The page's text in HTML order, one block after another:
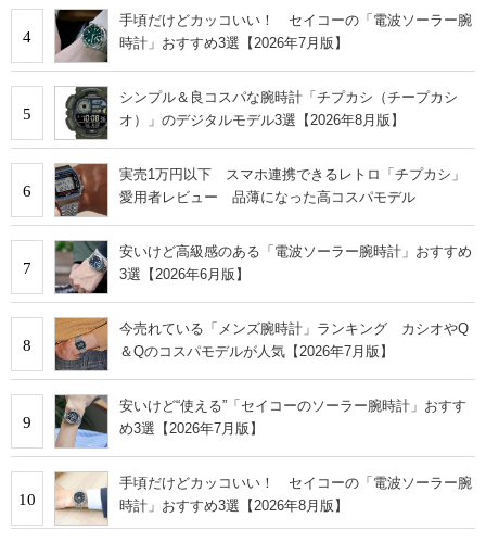
4
手頃だけどカッコいい！ セイコーの「電波ソーラー腕
時計」おすすめ3選【2026年7月版】
5
シンプル＆良コスパな腕時計「チプカシ（チープカシ
オ）」のデジタルモデル3選【2026年8月版】
6
実売1万円以下 スマホ連携できるレトロ「チプカシ」
愛用者レビュー 品薄になった高コスパモデル
7
安いけど高級感のある「電波ソーラー腕時計」おすすめ
3選【2026年6月版】
8
今売れている「メンズ腕時計」ランキング カシオやQ
＆Qのコスパモデルが人気【2026年7月版】
9
安いけど“使える”「セイコーのソーラー腕時計」おすす
め3選【2026年7月版】
10
手頃だけどカッコいい！ セイコーの「電波ソーラー腕
時計」おすすめ3選【2026年8月版】